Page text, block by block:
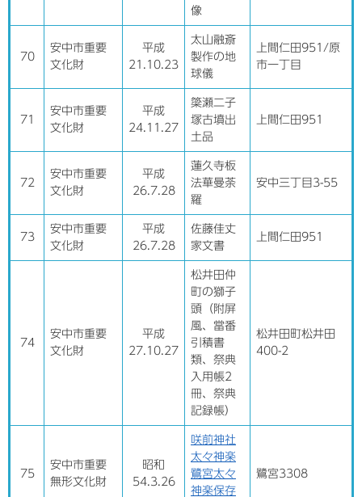
像
70
安中市重要
文化財
平成
21.10.23
太山融斎
製作の地
球儀
上間仁田951/原
市一丁目
71
安中市重要
文化財
平成
24.11.27
簗瀬二子
塚古墳出
土品
上間仁田951
72
安中市重要
文化財
平成
26.7.28
蓮久寺板
法華曼荼
羅
安中三丁目3-55
73
安中市重要
文化財
平成
26.7.28
佐藤佳丈
家文書
上間仁田951
74
安中市重要
文化財
平成
27.10.27
松井田仲
町の獅子
頭（附屏
風、當番
引積書
類、祭典
入用帳2
冊、祭典
記録帳）
松井田町松井田
400-2
75
安中市重要
無形文化財
昭和
54.3.26
咲前神社
太々神楽
鷺宮太々
神楽保存
鷺宮3308